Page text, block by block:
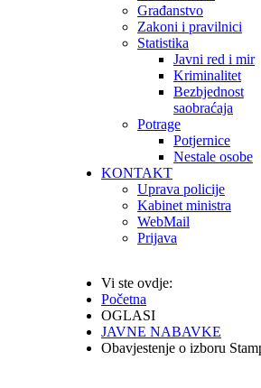
Građanstvo
Zakoni i pravilnici
Statistika
Javni red i mir
Kriminalitet
Bezbjednost
saobraćaja
Potrage
Potjernice
Nestale osobe
KONTAKT
Uprava policije
Kabinet ministra
WebMail
Prijava
Vi ste ovdje:
Početna
OGLASI
JAVNE NABAVKE
Obavjestenje o izboru